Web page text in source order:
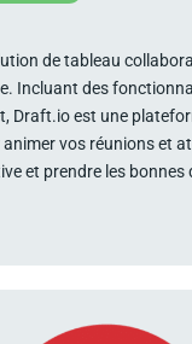
de tableau
Incluant des
Draft.io est une
vos réunions et
et prendre les